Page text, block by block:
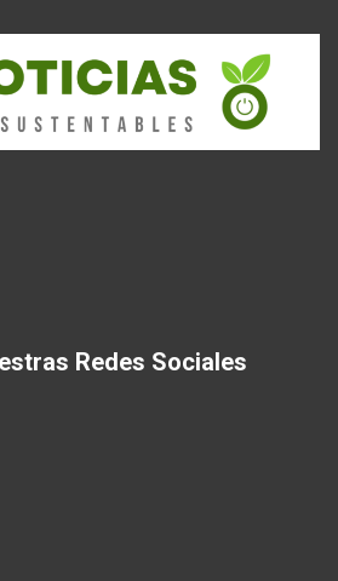
Redes Sociales